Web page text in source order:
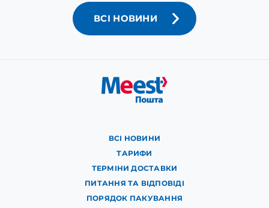
ВСІ НОВИНИ
ВСІ НОВИНИ
ТАРИФИ
ТЕРМІНИ ДОСТАВКИ
ПИТАННЯ ТА ВІДПОВІДІ
ПОРЯДОК ПАКУВАННЯ